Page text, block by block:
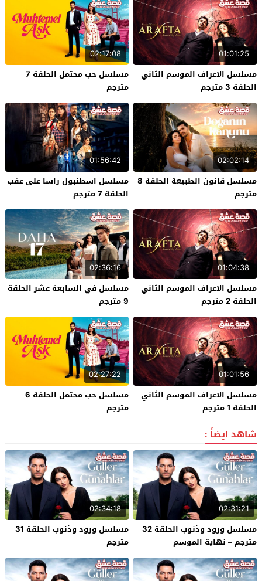
01:01:25
مسلسل الاعراف الموسم الثاني
الحلقة 3 مترجم
02:17:08
مسلسل حب محتمل الحلقة 7
مترجم
02:02:14
مسلسل قانون الطبيعة الحلقة 8
مترجم
01:56:42
مسلسل اسطنبول راسا على عقب
الحلقة 7 مترجم
01:04:38
مسلسل الاعراف الموسم الثاني
الحلقة 2 مترجم
02:36:16
مسلسل في السابعة عشر الحلقة
9 مترجم
01:01:56
مسلسل الاعراف الموسم الثاني
الحلقة 1 مترجم
02:27:22
مسلسل حب محتمل الحلقة 6
مترجم
شاهد ايضاً :
02:31:21
مسلسل ورود وذنوب الحلقة 32
مترجم – نهاية الموسم
02:34:18
مسلسل ورود وذنوب الحلقة 31
مترجم